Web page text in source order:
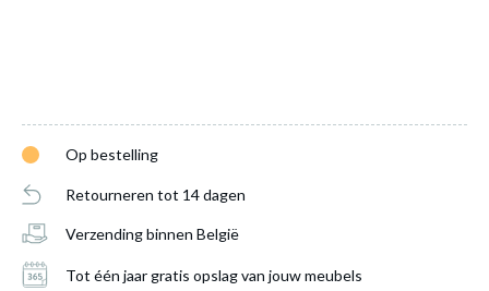
Op bestelling
Retourneren tot 14 dagen
Verzending binnen België
Tot één jaar gratis opslag van jouw meubels